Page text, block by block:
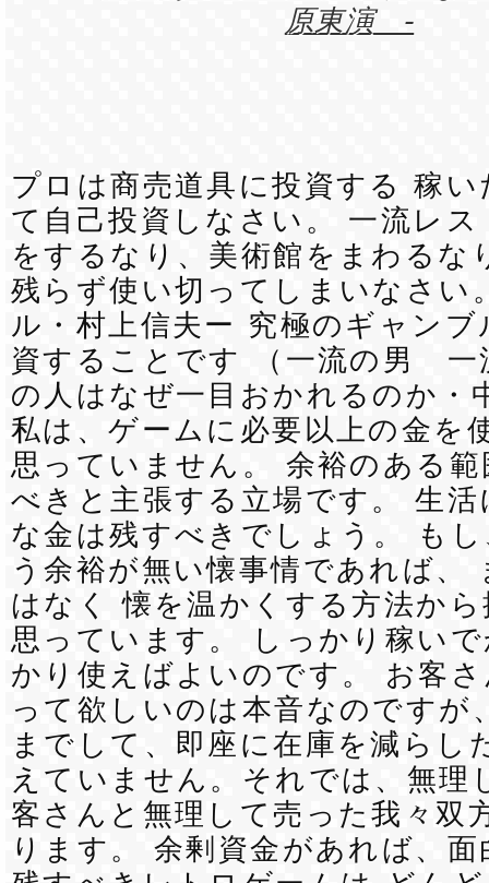
原東演 -
プロは商売道具に投資する 稼
て自己投資しなさい。 一流レ
をするなり、美術館をまわるな
残らず使い切ってしまいなさい
ル・村上信夫ー 究極のギャンブ
資することです （一流の男
の人はなぜ一目おかれるのか・
私は、ゲームに必要以上の金を
思っていません。 余裕のある
べきと主張する立場です。 生活
な金は残すべきでしょう。 も
う余裕が無い懐事情であれば、
はなく 懐を温かくする方法か
思っています。 しっかり稼い
かり使えばよいのです。 お客
って欲しいのは本音なのですが
までして、即座に在庫を減らし
えていません。それでは、無理
客さんと無理して売った我々双
ります。 余剰資金があれば、